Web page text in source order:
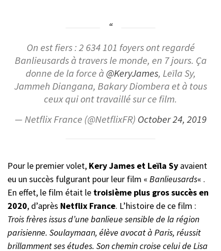
On est fiers : 2 634 101 foyers ont regardé
Banlieusards à travers le monde, en 7 jours. Ça
donne de la force à @KeryJames, Leïla Sy,
Jammeh Diangana, Bakary Diombera et à tous
ceux qui ont travaillé sur ce film.
— Netflix France (@NetflixFR) October 24, 2019
Pour le premier volet, Kery James et Leïla Sy avaient
eu un succès fulgurant pour leur film « Banlieusards« .
En effet, le film était le troisième plus gros succès en
2020, d’après Netflix France. L’histoire de ce film :
Trois frères issus d’une banlieue sensible de la région
parisienne. Soulaymaan, élève avocat à Paris, réussit
brillamment ses études. Son chemin croise celui de Lisa